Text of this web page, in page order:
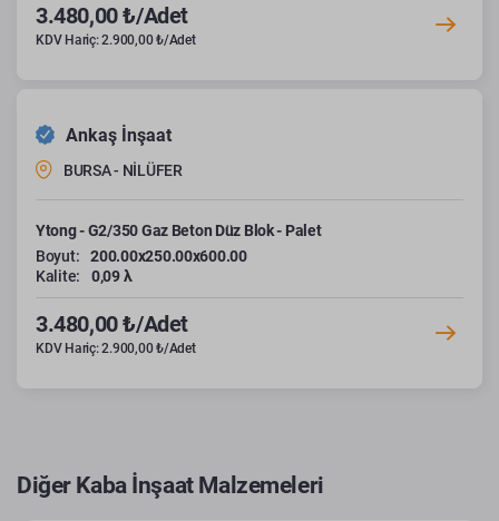
3.480,00 ₺/Adet
KDV Hariç: 2.900,00 ₺/Adet
Ankaş İnşaat
BURSA - NİLÜFER
Ytong - G2/350 Gaz Beton Düz Blok - Palet
Boyut:
200.00x250.00x600.00
Kalite:
0,09 λ
3.480,00 ₺/Adet
KDV Hariç: 2.900,00 ₺/Adet
Diğer Kaba İnşaat Malzemeleri